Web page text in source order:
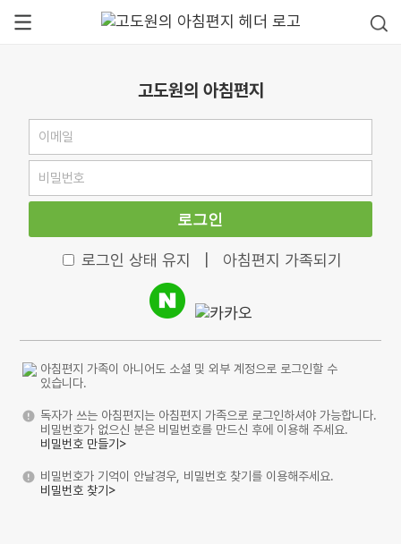
고도원의 아침편지
로그인
로그인 상태 유지 아침편지 가족되기
아침편지 가족이 아니어도 소셜 및 외부 계정으로 로그인할 수
있습니다.
독자가 쓰는 아침편지는 아침편지 가족으로 로그인하셔야 가능합니다.
비밀번호가 없으신 분은 비밀번호를 만드신 후에 이용해 주세요.
비밀번호 만들기>
비밀번호가 기억이 안날경우, 비밀번호 찾기를 이용해주세요.
비밀번호 찾기>